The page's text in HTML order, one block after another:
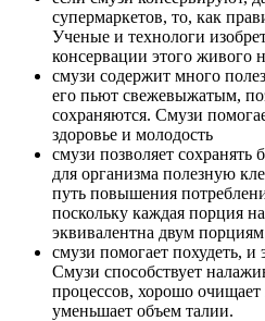
супермаркетов, то, как
Ученые и технологи
консервации этого живого
смузи содержит много
его пьют свежевыжатым,
сохраняются. Смузи
здоровье и молодость
смузи позволяет сохранять
для организма полезную
путь повышения
поскольку каждая порция
эквивалентна двум
смузи помогает похудеть,
Смузи способствует
процессов, хорошо
уменьшает объем талии.